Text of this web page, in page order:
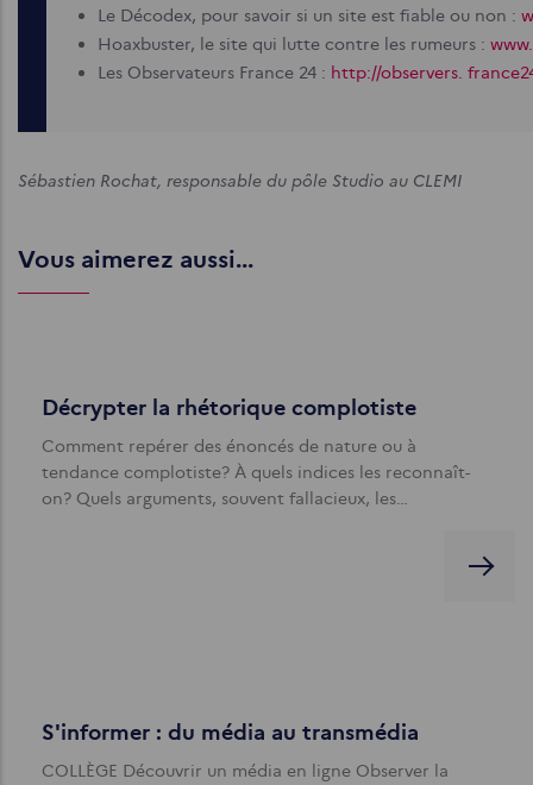
Le Décodex, pour savoir si un site est fiable ou non :
Hoaxbuster, le site qui lutte contre les rumeurs :
Les Observateurs France 24 : http://observers.
Sébastien Rochat, responsable du pôle Studio au CLEMI
Vous aimerez aussi...
Décrypter la rhétorique complotiste
Comment repérer des énoncés de nature ou à
tendance complotiste? À quels indices les reconnaît-
on? Quels arguments, souvent fallacieux, les…
S'informer : du média au transmédia
COLLÈGE Découvrir un média en ligne Observer la